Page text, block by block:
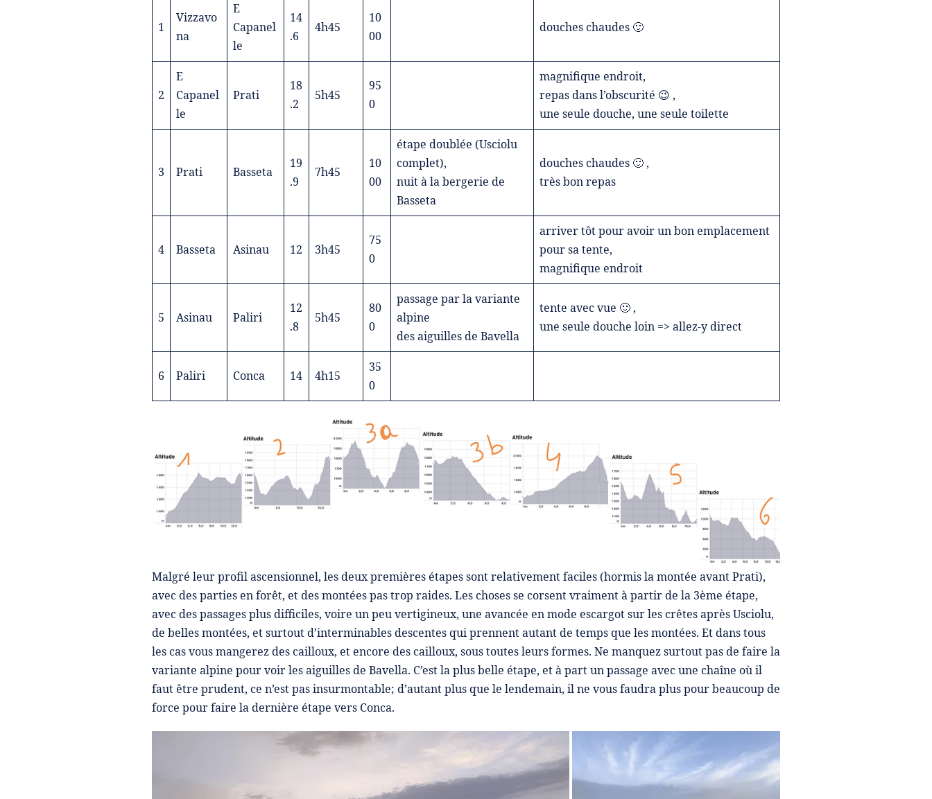
1
Vizzavo
na
E
Capanel
le
14
.6
4h45
10
00
douches chaudes 🙂
2
E
Capanel
le
Prati
18
.2
5h45
95
0
magnifique endroit,
repas dans l’obscurité 😉 ,
une seule douche, une seule toilette
3 Prati Basseta
19
.9
7h45
10
00
étape doublée (Usciolu
complet),
nuit à la bergerie de
Basseta
douches chaudes 🙂 ,
très bon repas
4 Basseta Asinau 12 3h45
75
0
arriver tôt pour avoir un bon emplacement
pour sa tente,
magnifique endroit
5 Asinau Paliri
12
.8
5h45
80
0
passage par la variante
alpine
des aiguilles de Bavella
tente avec vue 🙂 ,
une seule douche loin => allez-y direct
6 Paliri Conca 14 4h15
35
0
Malgré leur profil ascensionnel, les deux premières étapes sont relativement faciles (hormis la montée avant Prati),
avec des parties en forêt, et des montées pas trop raides. Les choses se corsent vraiment à partir de la 3ème étape,
avec des passages plus difficiles, voire un peu vertigineux, une avancée en mode escargot sur les crêtes après Usciolu,
de belles montées, et surtout d’interminables descentes qui prennent autant de temps que les montées. Et dans tous
les cas vous mangerez des cailloux, et encore des cailloux, sous toutes leurs formes. Ne manquez surtout pas de faire la
variante alpine pour voir les aiguilles de Bavella. C’est la plus belle étape, et à part un passage avec une chaîne où il
faut être prudent, ce n’est pas insurmontable; d’autant plus que le lendemain, il ne vous faudra plus pour beaucoup de
force pour faire la dernière étape vers Conca.